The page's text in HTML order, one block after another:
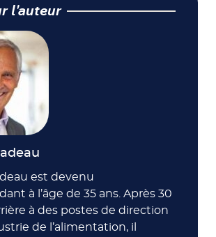
l'auteur
est devenu
à l’âge de 35 ans. Après 30
à des postes de direction
de l’alimentation, il